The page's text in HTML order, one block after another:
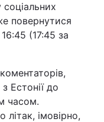
повернутися
(17:45 за
Естонії до
часом.
імовірно,